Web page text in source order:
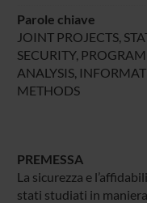
Parole chiave
JOINT PROJECTS,
SECURITY,
ANALYSIS,
METHODS
PREMESSA
La sicurezza e
stati studiati in